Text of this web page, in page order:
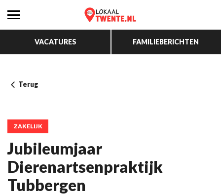
VACATURES FAMILIEBERICHTEN
Terug
ZAKELIJK
Jubileumjaar
Dierenartsenpraktijk
Tubbergen